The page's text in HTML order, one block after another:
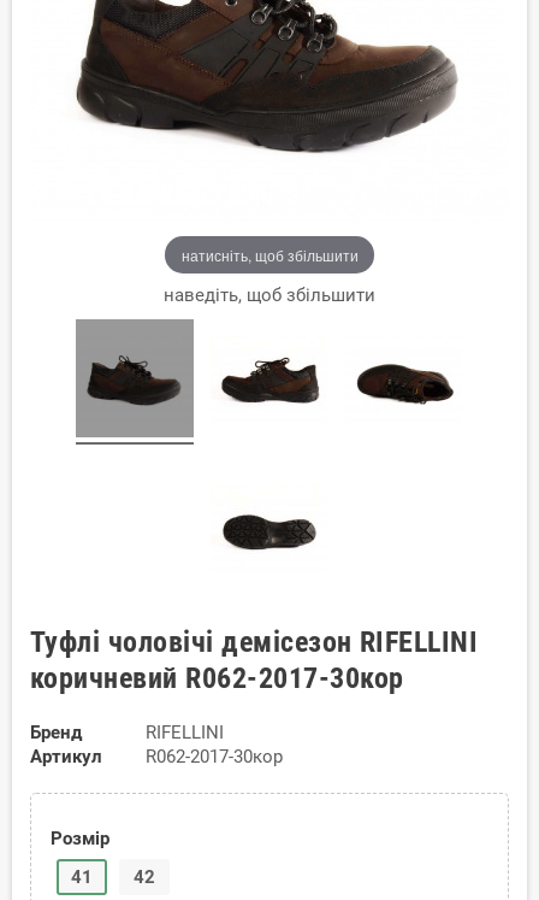
натисніть, щоб збільшити
наведіть, щоб збільшити
Туфлі чоловічі демісезон RIFELLINI
коричневий R062-2017-30кор
Бренд
RIFELLINI
Артикул
R062-2017-30кор
Розмір
41
42